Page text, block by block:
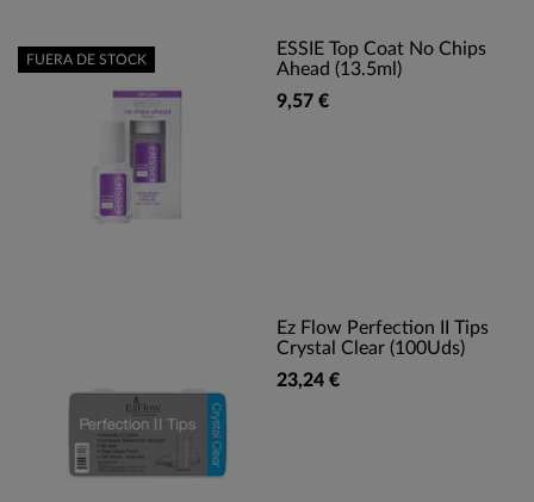
ESSIE Top Coat No Chips
Ahead (13.5ml)
9,57 €
FUERA DE STOCK
Ez Flow Perfection II Tips
Crystal Clear (100Uds)
23,24 €